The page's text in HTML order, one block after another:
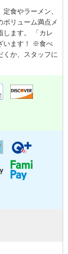
食やラーメン、
ボリューム満点メ
します。 「カレ
います！ ※食べ
くか、スタッフに